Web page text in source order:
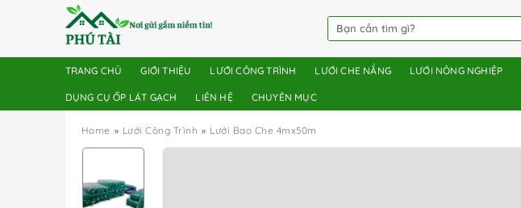
TRANG CHỦ GIỚI THIỆU LƯỚI CÔNG TRÌNH LƯỚI CHE NẮNG LƯỚI NÔNG NGHIỆP
DỤNG CỤ ỐP LÁT GẠCH LIÊN HỆ CHUYÊN MỤC
Home Lưới Công Trình Lưới Bao Che 4mx50m